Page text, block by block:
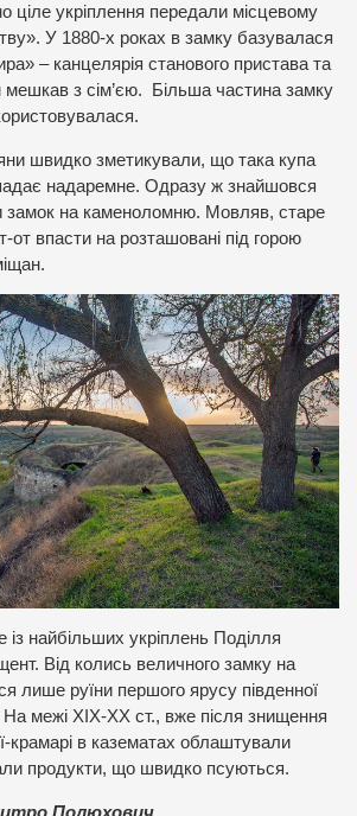
ціле укріплення передали місцевому
У 1880-х роках в замку базувалася
– канцелярія станового пристава та
мешкав з сім’єю. Більша частина замку
швидко зметикували, що така купа
надаремне. Одразу ж знайшовся
замок на каменоломню. Мовляв, старе
от впасти на розташовані під горою
із найбільших укріплень Поділля
Від колись величного замку на
лише руїни першого ярусу південної
На межі ХІХ-ХХ ст., вже після знищення
крамарі в казематах облаштували
продукти, що швидко псуються.